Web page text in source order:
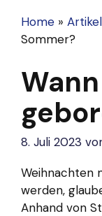
Home » Artikel
Sommer?
8. Juli 2023
Weihnachten
werden,
Anhand von